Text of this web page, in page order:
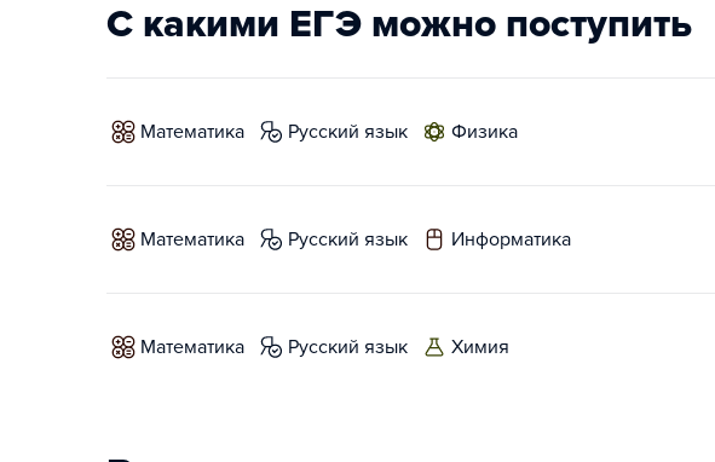
С какими ЕГЭ можно поступить
математика русский язык физика
математика русский язык информатика
математика русский язык химия